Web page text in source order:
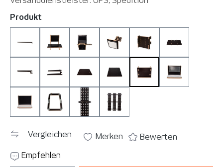
Produkt
Bar 145 cmCompuBoardEzee Slide-In (Halter für Wrap-u-
LightBoard Bracket (OHNE
MonitorMountMouseBoard
StoreSingleStoreTwinTableBigTableSmallTablet MountToolBoard
ToolBoard Velcro
TrashBracketWallBracket Single
WallBracket Triple
Vergleichen Merken
Bewerten
Empfehlen